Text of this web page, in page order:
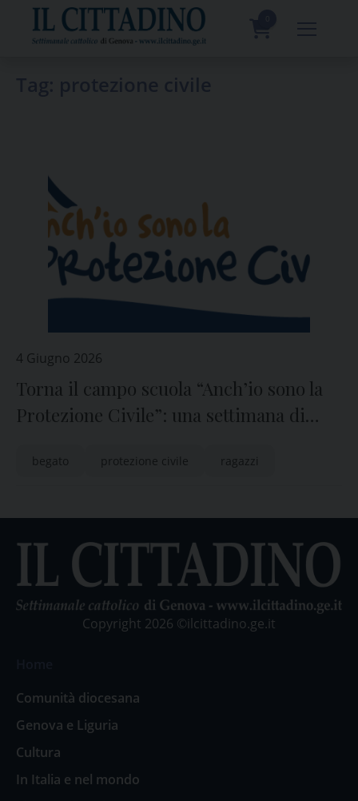
content
4 Giugno 2026
Torna il campo scuola “Anch’io sono la
Protezione Civile”: una settimana di
begato protezione civile ragazzi
Copyright 2026 ©ilcittadino.ge.it
Comunità diocesana
Genova e Liguria
Cultura
In Italia e nel mondo